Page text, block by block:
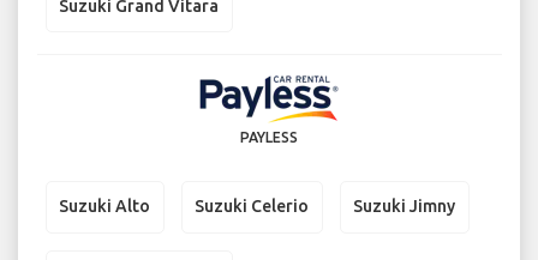
Suzuki Grand Vitara
PAYLESS
Suzuki Alto Suzuki Celerio Suzuki Jimny